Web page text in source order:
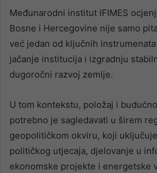
Međunarodni institut IFIMES
Bosne i Hercegovine nije samo
već jedan od ključnih
jačanje institucija i izgradnju
dugoročni razvoj zemlje.
U tom kontekstu, položaj i
potrebno je sagledavati u širem
geopolitičkom okviru, koji
političkog utjecaja, djelovanje u
ekonomske projekte i energetske